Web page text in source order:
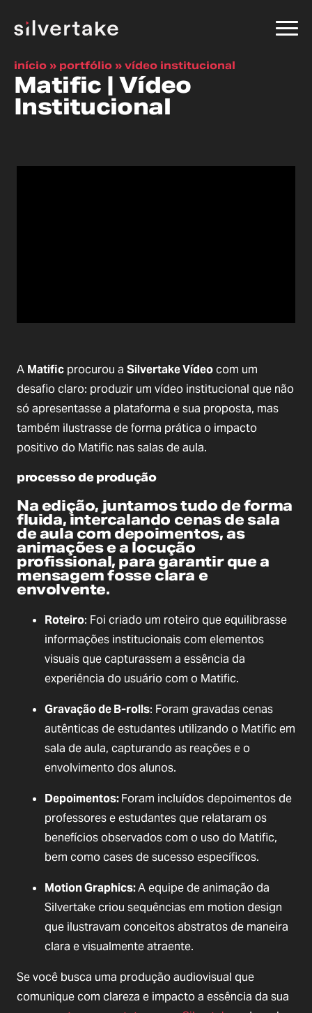
início » portfólio » vídeo institucional
Matific | Vídeo
Institucional
A Matific procurou a Silvertake Vídeocom um
desafio claro: produzir um vídeo institucional que não
só apresentasse a plataforma e sua proposta, mas
também ilustrasse de forma prática o impacto
positivo do Matific nas salas de aula.
processo de produção
Na edição, juntamos tudo de forma
fluida, intercalando cenas de sala
de aula com depoimentos, as
animações e a locução
profissional, para garantir que a
mensagem fosse clara e
envolvente.
Roteiro: Foi criado um roteiro que equilibrasse
informações institucionais com elementos
visuais que capturassem a essência da
experiência do usuário com o Matific.
Gravação de B-rolls: Foram gravadas cenas
autênticas de estudantes utilizando o Matific em
sala de aula, capturando as reações e o
envolvimento dos alunos.
Depoimentos:Foram incluídos depoimentos de
professores e estudantes que relataram os
benefícios observados com o uso do Matific,
bem como cases de sucesso específicos.
Motion Graphics:A equipe de animação da
Silvertake criou sequências em motion design
que ilustravam conceitos abstratos de maneira
clara e visualmente atraente.
Se você busca uma produção audiovisual que
comunique com clareza e impacto a essência da sua